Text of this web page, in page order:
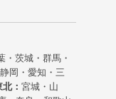
・茨城・群馬・
静岡・愛知・三
： 宮城・山